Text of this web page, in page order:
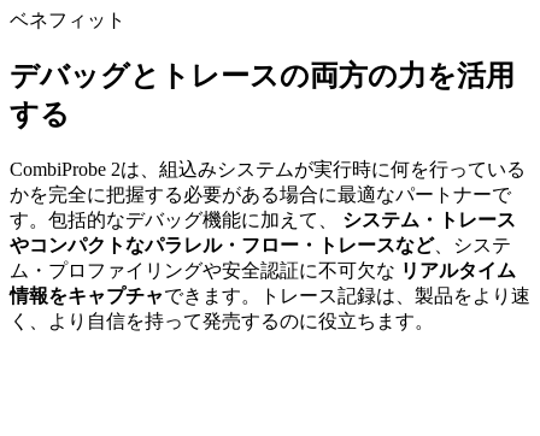
ベネフィット
デバッグとトレースの両方の力を活用
する
CombiProbe 2は、組込みシステムが実行時に何を行っている
かを完全に把握する必要がある場合に最適なパートナーで
す。包括的なデバッグ機能に加えて、
システム・トレース
やコンパクトなパラレル・フロー・トレースなど、システ
ム・プロファイリングや安全認証に不可欠な リアルタイム
情報をキャプチャできます。トレース記録は、製品をより速
く、より自信を持って発売するのに役立ちます。